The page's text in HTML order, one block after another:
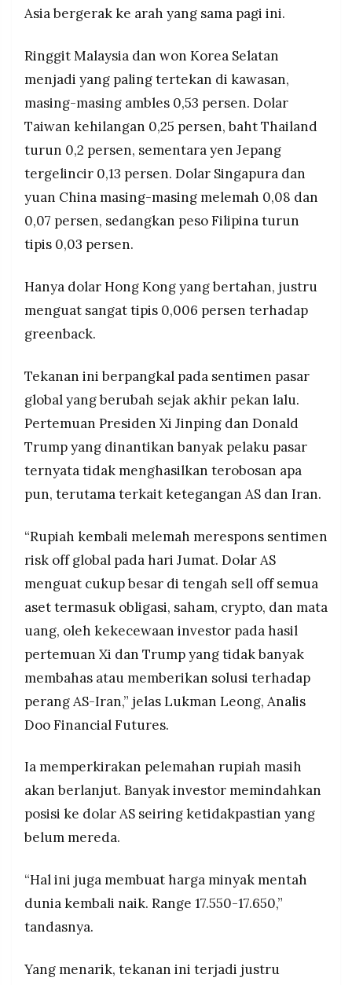
PRAMUDITA
Asia bergerak ke arah yang sama pagi ini.
Ringgit Malaysia dan won Korea Selatan
menjadi yang paling tertekan di kawasan,
masing-masing ambles 0,53 persen. Dolar
Taiwan kehilangan 0,25 persen, baht Thailand
turun 0,2 persen, sementara yen Jepang
tergelincir 0,13 persen. Dolar Singapura dan
yuan China masing-masing melemah 0,08 dan
0,07 persen, sedangkan peso Filipina turun
tipis 0,03 persen.
Hanya dolar Hong Kong yang bertahan, justru
menguat sangat tipis 0,006 persen terhadap
greenback.
Tekanan ini berpangkal pada sentimen pasar
global yang berubah sejak akhir pekan lalu.
Pertemuan Presiden Xi Jinping dan Donald
Trump yang dinantikan banyak pelaku pasar
ternyata tidak menghasilkan terobosan apa
pun, terutama terkait ketegangan AS dan Iran.
“Rupiah kembali melemah merespons sentimen
risk off global pada hari Jumat. Dolar AS
menguat cukup besar di tengah sell off semua
aset termasuk obligasi, saham, crypto, dan mata
uang, oleh kekecewaan investor pada hasil
pertemuan Xi dan Trump yang tidak banyak
membahas atau memberikan solusi terhadap
perang AS-Iran,” jelas Lukman Leong, Analis
Doo Financial Futures.
Ia memperkirakan pelemahan rupiah masih
akan berlanjut. Banyak investor memindahkan
posisi ke dolar AS seiring ketidakpastian yang
belum mereda.
“Hal ini juga membuat harga minyak mentah
dunia kembali naik. Range 17.550-17.650,”
tandasnya.
Yang menarik, tekanan ini terjadi justru